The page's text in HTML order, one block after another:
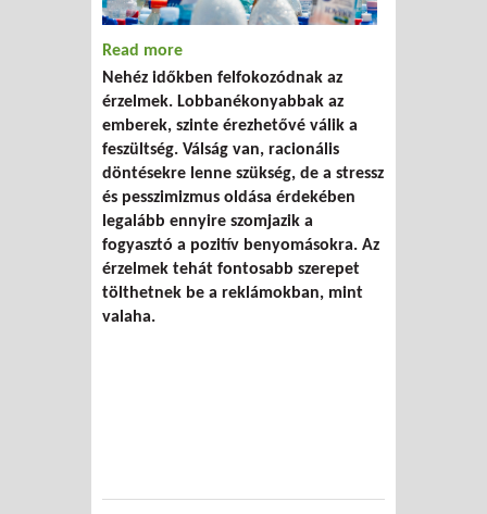
Read more
Nehéz időkben felfokozódnak az
érzelmek. Lobbanékonyabbak az
emberek, szinte érezhetővé válik a
feszültség. Válság van, racionális
döntésekre lenne szükség, de a stressz
és pesszimizmus oldása érdekében
legalább ennyire szomjazik a
fogyasztó a pozitív benyomásokra. Az
érzelmek tehát fontosabb szerepet
tölthetnek be a reklámokban, mint
valaha.